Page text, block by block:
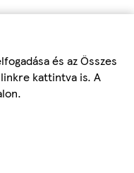
és az Összes
linkre kattintva is. A